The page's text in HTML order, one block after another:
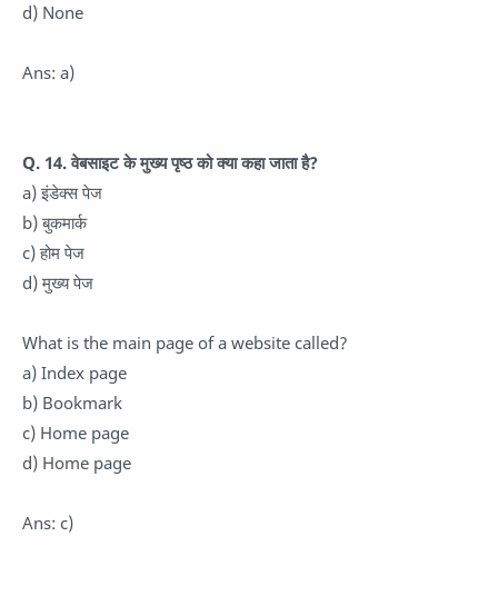
d) None
Ans: a)
Q. 14. वेबसाइट के मुख्य पृष्ठ को क्या कहा जाता है?
a) इंडेक्स पेज
b) बुकमार्क
c) होम पेज
d) मुख्य पेज
What is the main page of a website called?
a) Index page
b) Bookmark
c) Home page
d) Home page
Ans: c)